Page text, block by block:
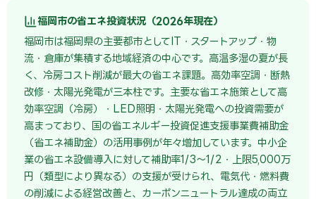
福岡市の省エネ投資状況（2026年現在）
福岡市は福岡県の主要都市としてIT・スタートアップ・物
流・倉庫が集積する地域経済の中心です。高温多湿の夏が長
く、冷房コスト削減が最大の省エネ課題。高効率空調・断熱
改修・太陽光発電が三本柱です。主要な省エネ施策として高
効率空調（冷房）・LED照明・太陽光発電への投資需要が
高まっており、国の省エネルギー投資促進支援事業費補助金
（省エネ補助金）の活用事例が年々増加しています。中小企
業の省エネ設備導入に対して補助率1/3〜1/2・上限5,000万
円（類型により異なる）の支援が受けられ、電気代・燃料費
の削減による経営改善と、カーボンニュートラル達成の両立